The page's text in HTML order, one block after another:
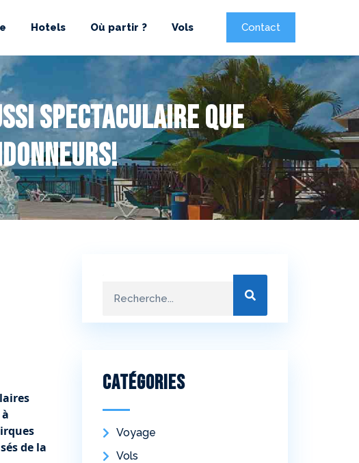
Hotels Où partir ? Vols Contact
spectaculaire que
de la
Catégories
Voyage
Vols